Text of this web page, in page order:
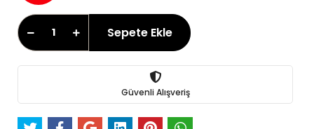
Sepete Ekle
Güvenli Alışveriş